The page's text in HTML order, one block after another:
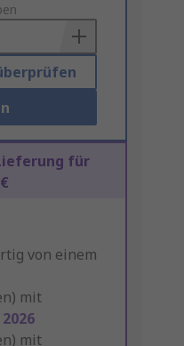
Lieferung für
von einem
mit
mit